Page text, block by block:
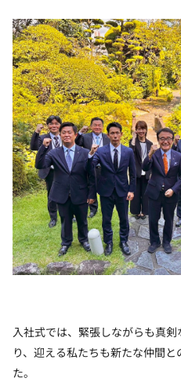
入社式では、緊張しながらも真
り、迎える私たちも新たな仲間
た。